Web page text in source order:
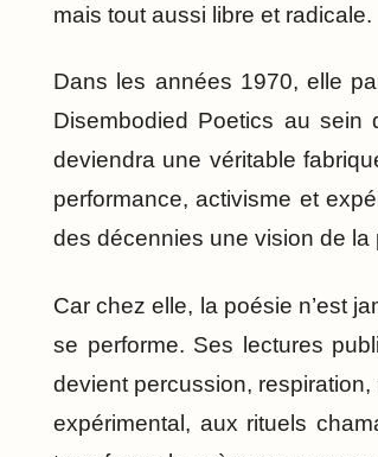
mais tout aussi libre et radicale.
Dans les années 1970, elle
Disembodied Poetics au sein
deviendra une véritable
performance, activisme et
des décennies une vision de
Car chez elle, la poésie n’est
se performe. Ses lectures
devient percussion,
expérimental, aux rituels